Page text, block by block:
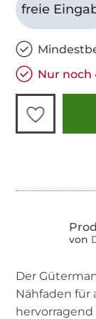
freie
Nur noch
von
Der
Nähfaden für